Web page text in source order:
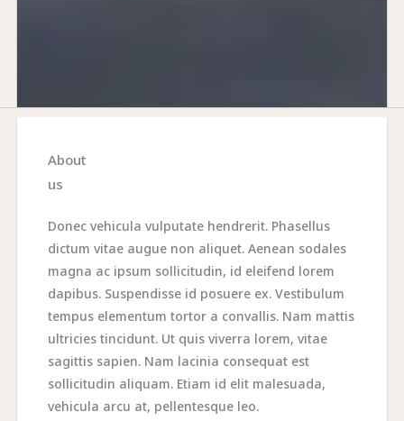
About
us
Donec vehicula vulputate hendrerit. Phasellus
dictum vitae augue non aliquet. Aenean sodales
magna ac ipsum sollicitudin, id eleifend lorem
dapibus. Suspendisse id posuere ex. Vestibulum
tempus elementum tortor a convallis. Nam mattis
ultricies tincidunt. Ut quis viverra lorem, vitae
sagittis sapien. Nam lacinia consequat est
sollicitudin aliquam. Etiam id elit malesuada,
vehicula arcu at, pellentesque leo.